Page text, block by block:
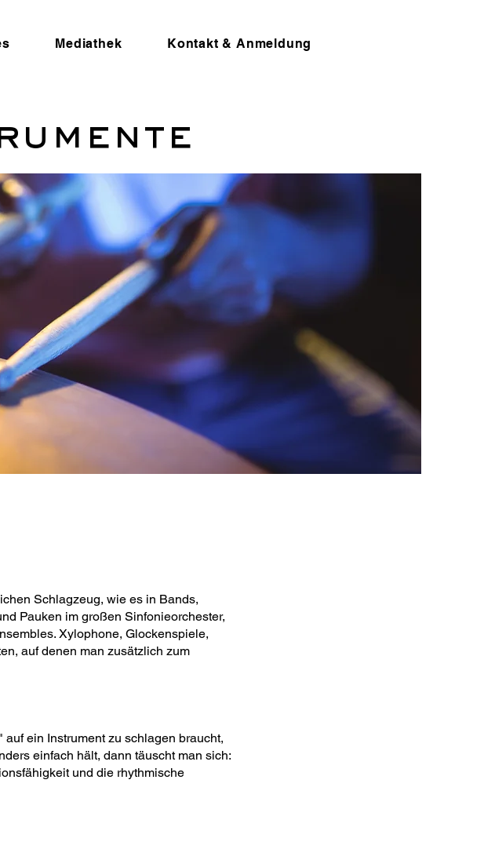
Mediathek Kontakt & Anmeldung
Schlagzeug, wie es in Bands,
Pauken im großen Sinfonieorchester,
Xylophone, Glockenspiele,
auf denen man zusätzlich zum
ein Instrument zu schlagen braucht,
einfach hält, dann täuscht man sich:
und die rhythmische